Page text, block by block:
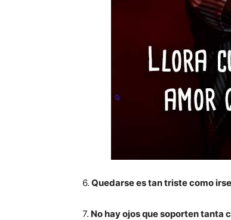
6. Quedarse es tan triste como
7. No hay ojos que soporten tanta